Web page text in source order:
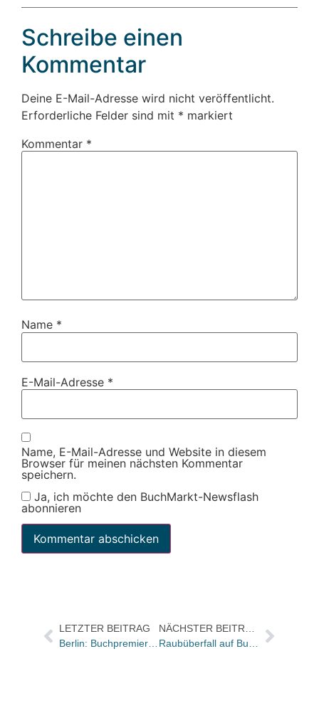
Schreibe einen
Kommentar
Deine E-Mail-Adresse wird nicht veröffentlicht.
Erforderliche Felder sind mit * markiert
Kommentar *
Name *
E-Mail-Adresse *
Name, E-Mail-Adresse und Website in diesem
Browser für meinen nächsten Kommentar
speichern.
Ja, ich möchte den BuchMarkt-Newsflash
abonnieren
LETZTER BEITRAG
Berlin: Buchpremiere mit Michael Kleeberg